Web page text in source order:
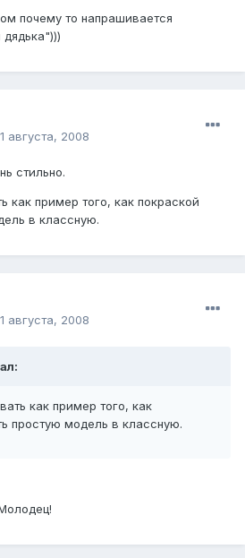
почему то напрашивается
августа, 2008
стильно.
как пример того, как покраской
в классную.
августа, 2008
как пример того, как
простую модель в классную.